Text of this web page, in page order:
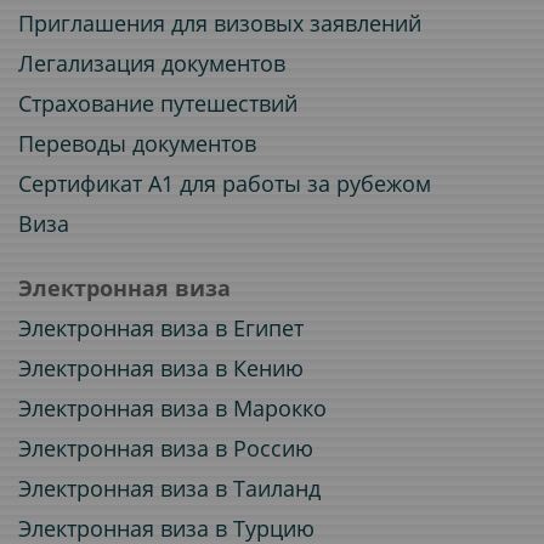
Приглашения для визовых заявлений
Легализация документов
Страхование путешествий
Переводы документов
Сертификат A1 для работы за рубежом
Виза
Электронная виза
Электронная виза в Египет
Электронная виза в Кению
Электронная виза в Марокко
Электронная виза в Россию
Электронная виза в Таиланд
Электронная виза в Турцию